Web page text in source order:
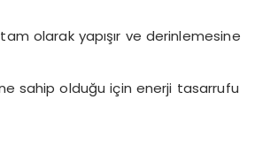
olarak yapışır ve derinlemesine
sahip olduğu için enerji tasarrufu